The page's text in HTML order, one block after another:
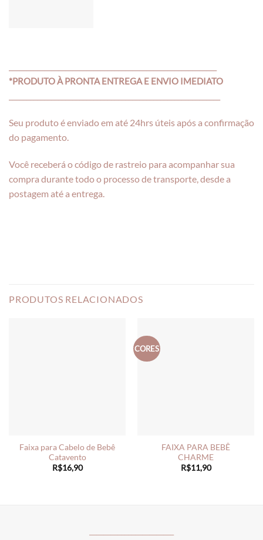
*PRODUTO À PRONTA ENTREGA E ENVIO IMEDIATO
Seu produto é enviado em até 24hrs úteis após a confirmação
do pagamento.
Você receberá o código de rastreio para acompanhar sua
compra durante todo o processo de transporte, desde a
postagem até a entrega.
PRODUTOS RELACIONADOS
Faixa para Cabelo de Bebê
Catavento
R$16,90
CORES
FAIXA PARA BEBÊ
CHARME
R$11,90